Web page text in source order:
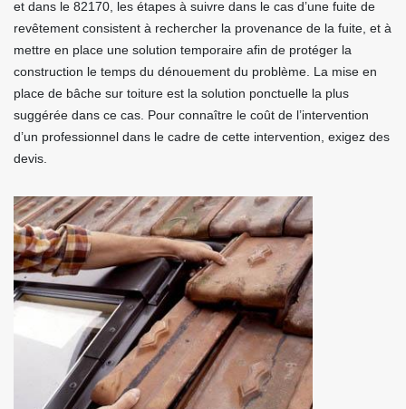
et dans le 82170, les étapes à suivre dans le cas d’une fuite de
revêtement consistent à rechercher la provenance de la fuite, et à
mettre en place une solution temporaire afin de protéger la
construction le temps du dénouement du problème. La mise en
place de bâche sur toiture est la solution ponctuelle la plus
suggérée dans ce cas. Pour connaître le coût de l’intervention
d’un professionnel dans le cadre de cette intervention, exigez des
devis.